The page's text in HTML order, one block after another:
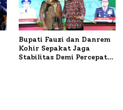
Bupati Fauzi dan Danrem
Kohir Sepakat Jaga
Stabilitas Demi Percepat